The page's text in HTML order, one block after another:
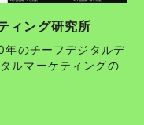
ィング研究所
年のチーフデジタルデ
ルマーケティングの